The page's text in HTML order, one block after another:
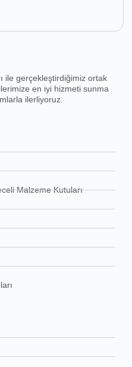
ile gerçekleştirdiğimiz ortak
en iyi hizmeti sunma
ilerliyoruz.
Malzeme Kutuları